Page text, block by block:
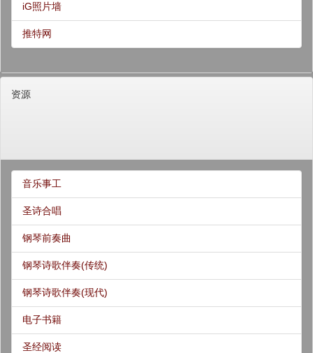
iG照片墙
推特网
资源
音乐事工
圣诗合唱
钢琴前奏曲
钢琴诗歌伴奏(传统)
钢琴诗歌伴奏(现代)
电子书籍
圣经阅读